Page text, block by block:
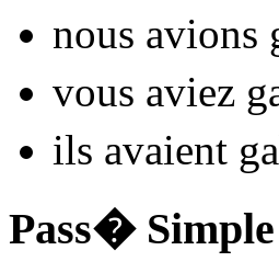
nous avions
vous aviez
ils avaient
Pass� Simple